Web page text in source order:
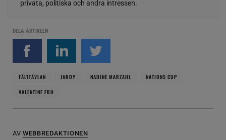
privata, politiska och andra intressen.
DELA ARTIKELN
FÄLTTÄVLAN JARDY NADINE MARZAHL
NATIONS CUP
VALENTINE FRH
AV WEBBREDAKTIONEN